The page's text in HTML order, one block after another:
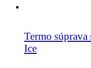
Termo
Ice